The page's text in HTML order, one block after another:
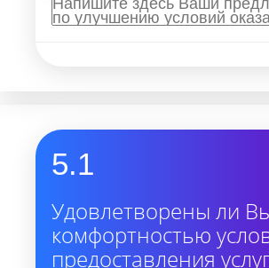
5.1
Удовлетворены ли
комфортностью
предоставления